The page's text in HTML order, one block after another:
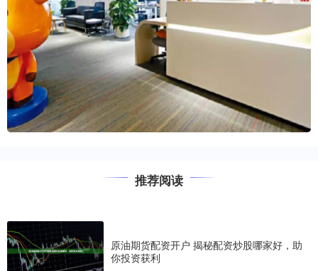
推荐阅读
原油期货配资开户 揭秘配资炒股哪家好，助
你投资获利